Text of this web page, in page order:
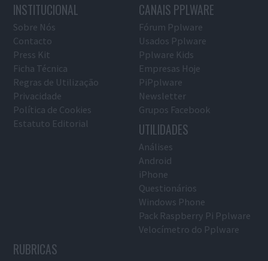
INSTITUCIONAL
Sobre Nós
Contacto
Press Kit
Ficha Técnica
Regras de Utilização
Privacidade
Política de Cookies
Estatuto Editorial
CANAIS PPLWARE
Fórum Pplware
Usados Pplware
Pplware Kids
Empresas Hoje
PiPplware
Newsletter
Grupos Facebook
UTILIDADES
Análises
Android
iPhone
Questionários
Windows Phone
Pack Raspberry Pi Pplware
Velocímetro do Pplware
RUBRICAS